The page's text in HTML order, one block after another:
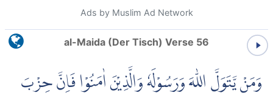
Ads by Muslim Ad Network
al-Maida (Der Tisch) Verse 56
وَمَنْ يَّتَوَلَّ اللّٰهَ وَرَسُوْلَهٗ وَالَّذِيْنَ اٰمَنُوْا فَاِنَّ حِزْبَ